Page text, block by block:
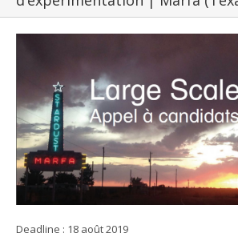
Deadline : 18 août 2019